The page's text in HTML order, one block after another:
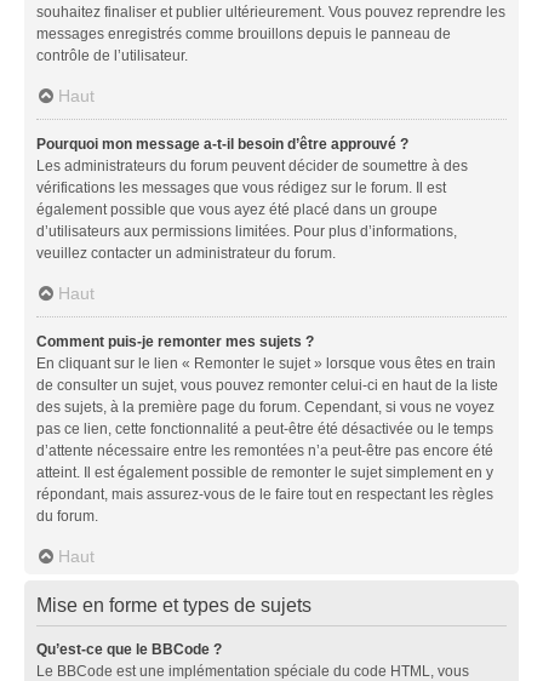
souhaitez finaliser et publier ultérieurement. Vous pouvez reprendre les
messages enregistrés comme brouillons depuis le panneau de
contrôle de l’utilisateur.
Haut
Pourquoi mon message a-t-il besoin d’être approuvé ?
Les administrateurs du forum peuvent décider de soumettre à des
vérifications les messages que vous rédigez sur le forum. Il est
également possible que vous ayez été placé dans un groupe
d’utilisateurs aux permissions limitées. Pour plus d’informations,
veuillez contacter un administrateur du forum.
Haut
Comment puis-je remonter mes sujets ?
En cliquant sur le lien « Remonter le sujet » lorsque vous êtes en train
de consulter un sujet, vous pouvez remonter celui-ci en haut de la liste
des sujets, à la première page du forum. Cependant, si vous ne voyez
pas ce lien, cette fonctionnalité a peut-être été désactivée ou le temps
d’attente nécessaire entre les remontées n’a peut-être pas encore été
atteint. Il est également possible de remonter le sujet simplement en y
répondant, mais assurez-vous de le faire tout en respectant les règles
du forum.
Haut
Mise en forme et types de sujets
Qu’est-ce que le BBCode ?
Le BBCode est une implémentation spéciale du code HTML, vous